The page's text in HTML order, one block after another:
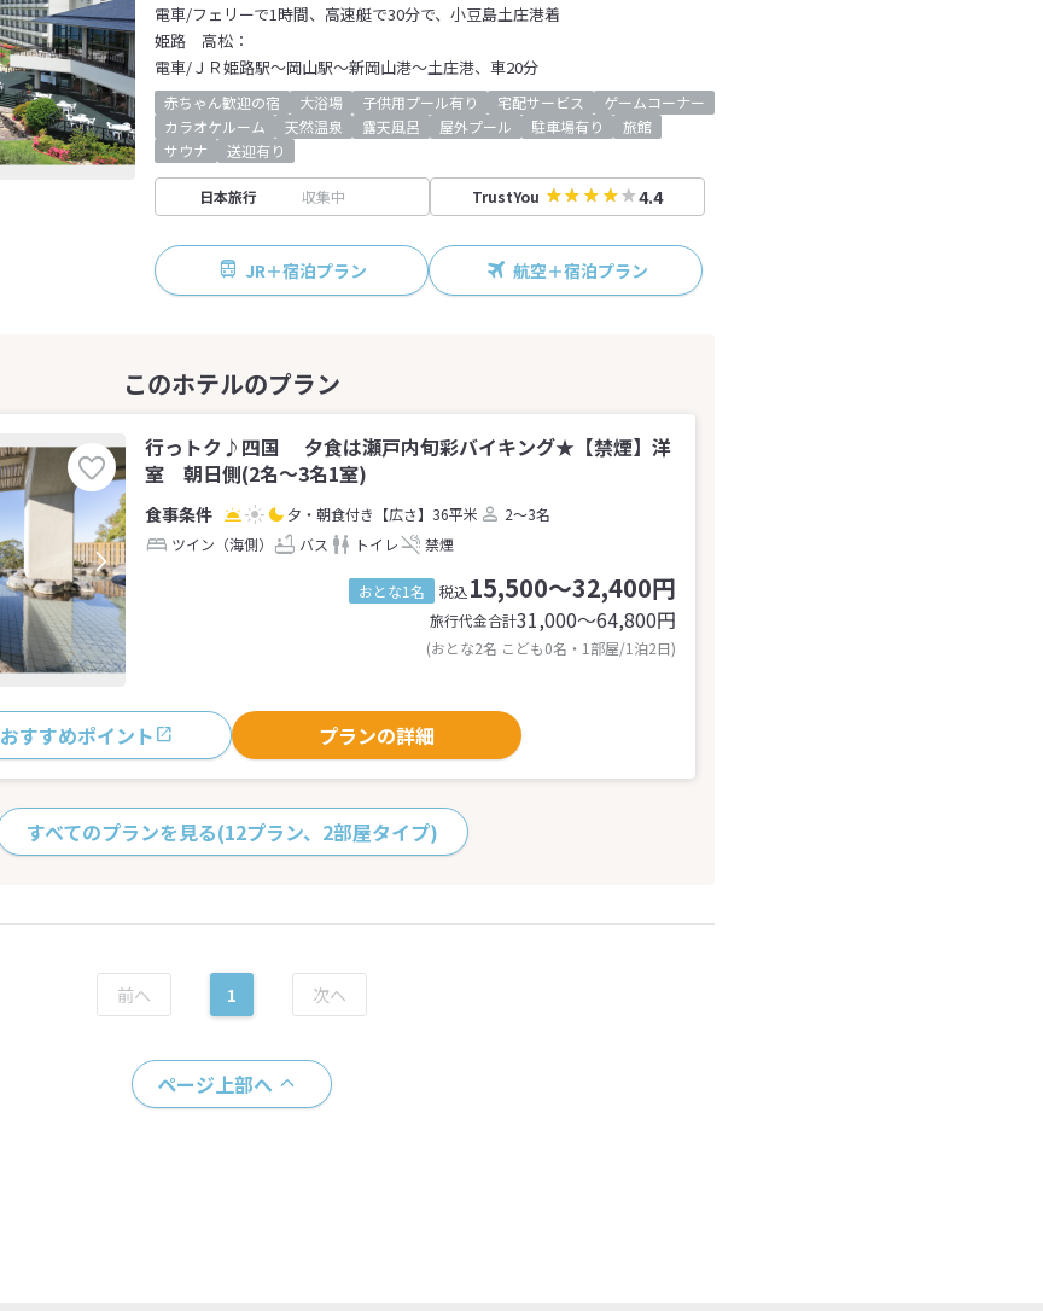
電車/フェリーで1時間、高速艇で30分で、小豆島土庄港着
姫路 高松：
電車/ＪＲ姫路駅～岡山駅～新岡山港～土庄港、車20分
赤ちゃん歓迎の宿 大浴場 子供用プール有り 宅配サービス
ゲームコーナー
カラオケルーム
天然温泉 露天風呂 屋外プール 駐車場有り
旅館
サウナ
送迎有り
日本旅行 収集中 TrustYou 4.4
JR＋宿泊プラン 航空＋宿泊プラン
行っトク♪四国 夕食は瀬戸内旬彩バイキング★【禁煙】洋
室 朝日側(2名～3名1室)
夕・朝食付き 【広さ】36平米
2～3名
ツイン（海側）
バス トイレ 禁煙
おとな1名 税込15,500～32,400円
旅行代金合計31,000〜64,800円
(おとな2名 こども0名・1部屋/1泊2日)
おすすめポイント プランの詳細
すべてのプランを見る(12プラン、2部屋タイプ)
1
ページ上部へ